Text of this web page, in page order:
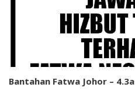
Bantahan Fatwa Johor – 4.3a